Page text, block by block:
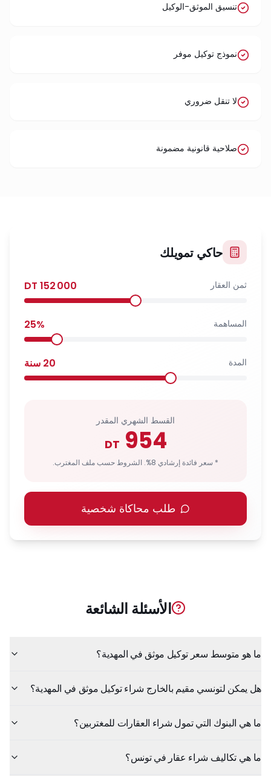
تنسيق الموثق-الوكيل
نموذج توكيل موفر
لا تنقل ضروري
صلاحية قانونية مضمونة
حاكي تمويلك
ثمن العقار 152 000
المساهمة 25%
المدة 20 سنة
القسط الشهري المقدر
954
DT
* سعر فائدة إرشادي 8%. الشروط حسب ملف المغترب.
طلب محاكاة شخصية
الأسئلة الشائعة
ما هو متوسط سعر توكيل موثق في المهدية؟
هل يمكن لتونسي مقيم بالخارج شراء توكيل موثق في المهدية؟
ما هي البنوك التي تمول شراء العقارات للمغتربين؟
ما هي تكاليف شراء عقار في تونس؟